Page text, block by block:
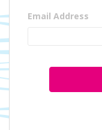
Email Address